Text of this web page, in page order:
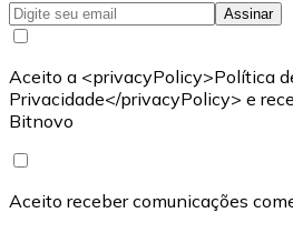
Assinar
Aceito a <privacyPolicy>Política
Privacidade</privacyPolicy> e
Bitnovo
Aceito receber comunicações